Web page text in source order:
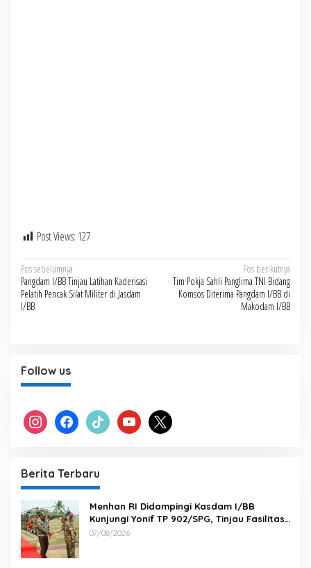
Post Views: 127
Navigasi
pos
Pos sebelumnya
Pangdam I/BB Tinjau Latihan Kaderisasi
Pelatih Pencak Silat Militer di Jasdam
I/BB
Pos berikutnya
Tim Pokja Sahli Panglima TNI Bidang
Komsos Diterima Pangdam I/BB di
Makodam I/BB
Follow us
instagram facebook tiktok youtube x
Berita Terbaru
Menhan RI Didampingi Kasdam I/BB
Kunjungi Yonif TP 902/SPG, Tinjau Fasilitas
dan Beri Motivasi Prajurit
07/08/2026